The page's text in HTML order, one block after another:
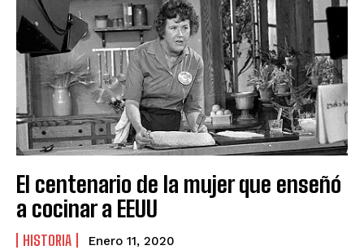
El centenario de la mujer que enseñó
a cocinar a EEUU
HISTORIA Enero 11, 2020